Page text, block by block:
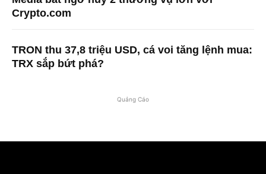
Crypto.com
TRON thu 37,8 triệu USD, cá voi tăng lệnh mua:
TRX sắp bứt phá?
Quảng Cáo